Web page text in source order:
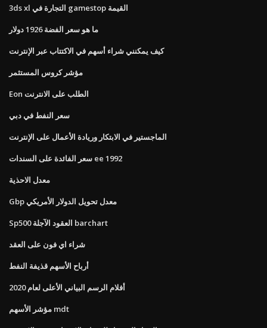
3ds xl التجارة في gamestop القيمة
ما هو سعر الفضة 1926 دولار
كيف يمكنني شراء أسهم في الاكتتاب عبر الإنترنت
مؤشر كروس المستثمر
Eon الطلب على الانترنت
سعر النفط في دبي
الماجستير في الابتكار وريادة الأعمال على الإنترنت
سعر الفائدة على السندات ee 1992
معدل الاحذية
Gbp معدل تحويل الدولار الأمريكي
Sp500 العقود الآجلة barchart
شراء اي فون على العقد
أرباح الأسهم قذيفة النفط
أفلام الرسم البياني الأعلى لعام 2020
مؤشر الأسهم mdt